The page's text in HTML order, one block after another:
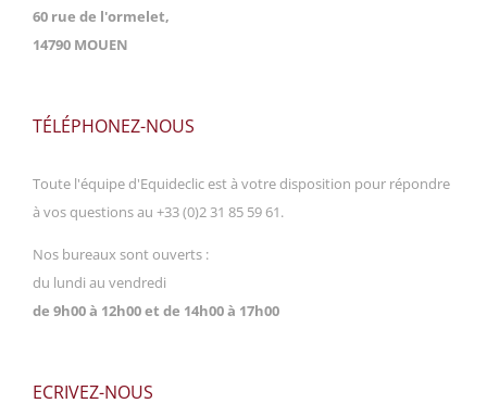
60 rue de l'ormelet,
14790 MOUEN
TÉLÉPHONEZ-NOUS
Toute l'équipe d'Equideclic est à votre disposition pour répondre
à vos questions au +33 (0)2 31 85 59 61.
Nos bureaux sont ouverts :
du lundi au vendredi
de 9h00 à 12h00 et de 14h00 à 17h00
ECRIVEZ-NOUS